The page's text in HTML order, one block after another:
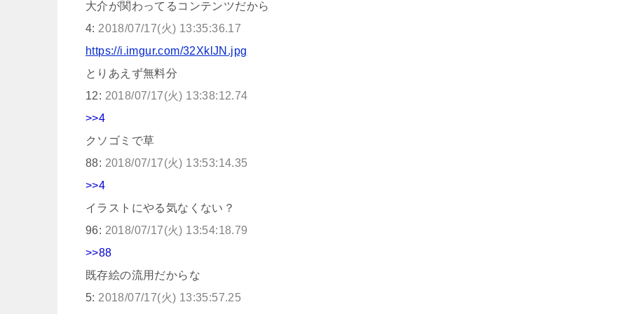
大介が関わってるコンテンツだから
4: 2018/07/17(火) 13:35:36.17
https://i.imgur.com/32XklJN.jpg
とりあえず無料分
12: 2018/07/17(火) 13:38:12.74
>>4
クソゴミで草
88: 2018/07/17(火) 13:53:14.35
>>4
イラストにやる気なくない？
96: 2018/07/17(火) 13:54:18.79
>>88
既存絵の流用だからな
5: 2018/07/17(火) 13:35:57.25